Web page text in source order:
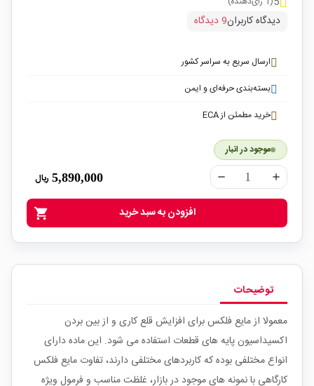
دیدگاه کاربران9 دیدگاه
ارسال سریع به سراسر کشور
بسته‌بندی حرفه‌ای و ایمن
خرید مطمئن از ECA
موجود در انبار
remove add
5,890,000 ریال
shopping_cart افزودن به سبد خرید
توضیحات
معمولا از مایع فلکس برای افزایش قلع کاری و از بین بردن
اکسیداسیون پایه های قطعات استفاده می شود. این ماده دارای
انواع مختلفی بوده که کاربردهای مختلفی دارند، تفاوت مایع فلکس
کارگاهی با نمونه های موجود در بازار، غلظت مناسب و فرمول ویژه